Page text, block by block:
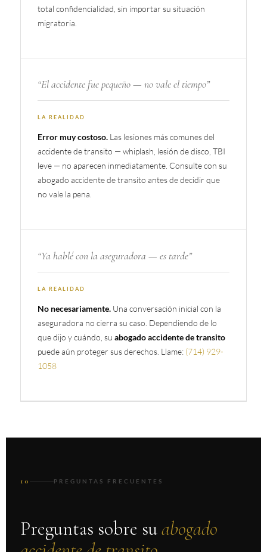
total confidencialidad, sin importar su situación
migratoria.
“El accidente fue pequeño — no vale el tiempo”
LA REALIDAD
Error muy costoso. Las lesiones más comunes del
accidente de transito — whiplash, lesión de disco, TBI
leve — no aparecen inmediatamente. Consulte con su
abogado accidente de transito antes de decidir que
no vale la pena.
“Ya hablé con la aseguradora — es tarde”
LA REALIDAD
No necesariamente. Una conversación inicial con la
aseguradora no cierra su caso. Dependiendo de lo
que dijo y cuándo, su abogado accidente de transito
puede aún proteger sus derechos. Llame: (714) 929-
1058
10 PREGUNTAS FRECUENTES
Preguntas sobre suabogado